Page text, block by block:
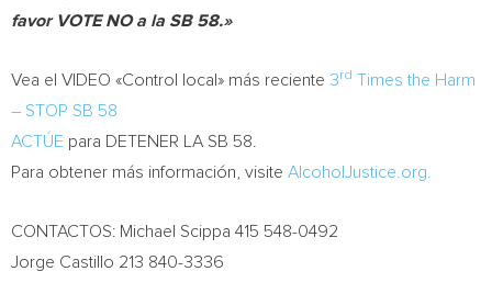
favor VOTE NO a la SB 58.»
Vea el VIDEO «Control local» más reciente 3rd Times the Harm
– STOP SB 58
ACTÚE para DETENER LA SB 58.
Para obtener más información, visite AlcoholJustice.org.
CONTACTOS: Michael Scippa 415 548-0492
Jorge Castillo 213 840-3336